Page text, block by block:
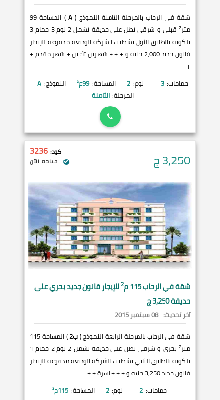
شقة في الرحاب بالمرحلة الثامنة النموذج (A
) المساحة 99
متر2
قبلي و شرقي تطل على حديقة تشمل 2 نوم 3 حمام 3
بلكونة بالطابق الأول تشطيب الشركة الوديعة مدفوعة للإيجار
قانون جديد 2,000 جنيه و + + + شهرين تأمين + شهر مقدم +
+
حمامات: 3 نوم: 2 المساحة: 99م² النموذج: A
المرحلة: الثامنة
3,250ج كود: 3236
متاحة الآن
شقة فيالرحاب115 م 2للإيجار قانون جديد بحري على
حديقة 3,250 ج
آخر تحديث: 08 سبتمبر 2015
شقة في الرحاب بالمرحلة الرابعة النموذج (ب2
) المساحة 115
متر2
بحري و شرقي تطل على حديقة تشمل 2 نوم 2 حمام 1
بلكونة بالطابق الثاني تشطيب الشركة الوديعة مدفوعة للإيجار
قانون جديد 3,250 جنيه و + + + اسرة + +
حمامات: 2 نوم: 2 المساحة: 115م²